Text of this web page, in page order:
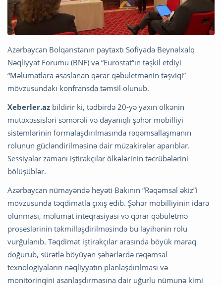
Azərbaycan Bolqarıstanın paytaxtı Sofiyada Beynəlxalq
Nəqliyyat Forumu (BNF) və “Eurostat”ın təşkil etdiyi
“Məlumatlara əsaslanan qərar qəbuletmənin təşviqi”
mövzusundakı konfransda təmsil olunub.
Xeberler.az bildirir ki, tədbirdə 20-yə yaxın ölkənin
mütəxəssisləri səmərəli və dayanıqlı şəhər mobilliyi
sistemlərinin formalaşdırılmasında rəqəmsallaşmanın
rolunun gücləndirilməsinə dair müzakirələr aparıblar.
Sessiyalar zamanı iştirakçılar ölkələrinin təcrübələrini
bölüşüblər.
Azərbaycan nümayəndə heyəti Bakının “Rəqəmsal əkiz”i
mövzusunda təqdimatla çıxış edib. Şəhər mobilliyinin idarə
olunması, məlumat inteqrasiyası və qərar qəbuletmə
proseslərinin təkmilləşdirilməsində bu layihənin rolu
vurğulanıb. Təqdimat iştirakçılar arasında böyük maraq
doğurub, sürətlə böyüyən şəhərlərdə rəqəmsal
texnologiyaların nəqliyyatın planlaşdırılması və
monitorinqini asanlaşdırmasına dair uğurlu nümunə kimi